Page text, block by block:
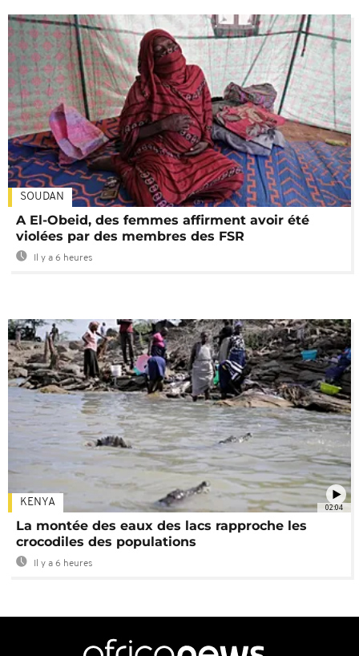
SOUDAN
A El-Obeid, des femmes affirment avoir été
violées par des membres des FSR
Il y a 6 heures
02:04
KENYA
La montée des eaux des lacs rapproche les
crocodiles des populations
Il y a 6 heures